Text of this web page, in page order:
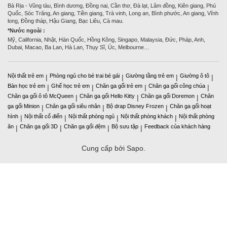
Bà Rịa - Vũng tàu, Bình dương, Đồng nai, Cần thơ, Đà lạt, Lâm đồng, Kiên giang, Phú
Quốc, Sóc Trăng, An giang, Tiền giang, Trà vinh, Long an, Bình phước, An giang, Vĩnh
long, Đồng tháp, Hậu Giang, Bạc Liêu, Cà mau.
*Nước ngoài :
Mỹ, California, Nhật, Hàn Quốc, Hồng Kông, Singapo, Malaysia, Đức, Pháp, Anh,
Dubai, Macao, Ba Lan, Hà Lan, Thụy Sĩ, Úc, Melbourne…
Nội thất trẻ em | Phòng ngủ cho bé trai bé gái | Giường tầng trẻ em | Giường ô tô |
Bàn học trẻ em | Ghế học trẻ em | Chăn ga gối trẻ em | Chăn ga gối công chúa |
Chăn ga gối ô tô McQueen | Chăn ga gối Hello Kitty | Chăn ga gối Doremon | Chăn
ga gối Minion | Chăn ga gối siêu nhân | Bộ drap Disney Frozen | Chăn ga gối hoạt
hình | Nội thất cổ điển | Nội thất phòng ngủ | Nội thất phòng khách | Nội thất phòng
ăn | Chăn ga gối 3D | Chăn ga gối đệm | Bộ sưu tập | Feedback của khách hàng
Cung cấp bởi Sapo.